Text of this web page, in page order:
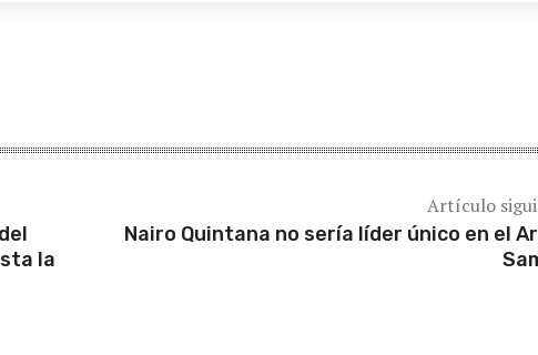
la
Artículo
Nairo Quintana no sería líder único en el